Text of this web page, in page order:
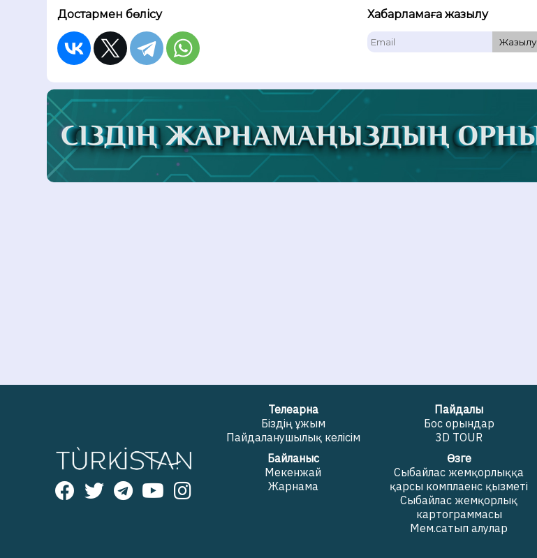
Достармен бөлісу Хабарламаға жазылу
Жазылу
Телеарна
Біздің ұжым
Пайдаланушылық келісім
Пайдалы
Бос орындар
3D TOUR
Байланыс
Мекенжай
Жарнама
Өзге
Сыбайлас жемқорлыққа
қарсы комплаенс қызметі
Сыбайлас жемқорлық
картограммасы
Мем.сатып алулар